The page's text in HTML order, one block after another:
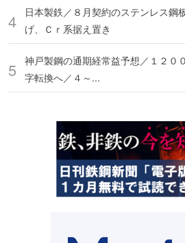
日本製鉄／８月契約のステンレス鋼
げ、Ｃｒ系据え置き
神戸製鋼の通期経常益予想／１２０
字転換へ／４～...